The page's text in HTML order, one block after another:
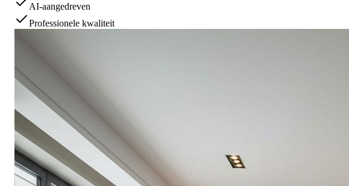
AI-aangedreven
Professionele kwaliteit